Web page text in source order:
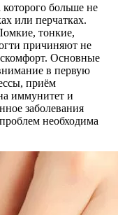
которого больше не
или перчатках.
тонкие,
причиняют не
Основные
в первую
приём
иммунитет и
заболевания
необходима